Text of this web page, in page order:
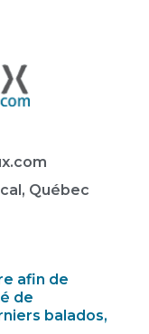
Québec
afin de
de
balados,